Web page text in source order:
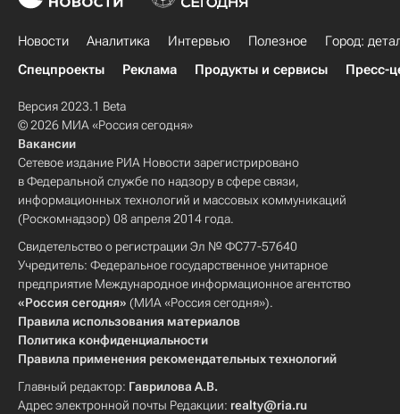
Новости Аналитика Интервью Полезное
Город:
Спецпроекты
Реклама Продукты и сервисы Пресс-
Версия 2023.1 Beta
© 2026 МИА «Россия сегодня»
Вакансии
Сетевое издание РИА Новости зарегистрировано
в Федеральной службе по надзору в сфере связи,
информационных технологий и массовых коммуникаций
(Роскомнадзор) 08 апреля 2014 года.
Свидетельство о регистрации Эл № ФС77-57640
Учредитель: Федеральное государственное унитарное
предприятие Международное информационное агентство
«Россия сегодня» (МИА «Россия сегодня»).
Правила использования материалов
Политика конфиденциальности
Правила применения рекомендательных технологий
Главный редактор: Гаврилова А.В.
Адрес электронной почты Редакции: realty@ria.ru